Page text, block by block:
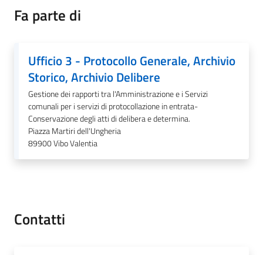
o
Fa parte di
Ufficio 3 - Protocollo Generale, Archivio
Storico, Archivio Delibere
Gestione dei rapporti tra l'Amministrazione e i Servizi
comunali per i servizi di protocollazione in entrata-
Conservazione degli atti di delibera e determina.
Piazza Martiri dell'Ungheria
89900Vibo Valentia
Contatti